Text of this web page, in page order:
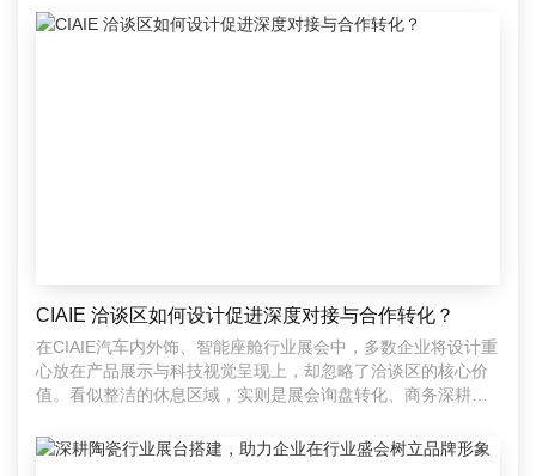
CIAIE 洽谈区如何设计促进深度对接与合作转化？
在CIAIE汽车内外饰、智能座舱行业展会中，多数企业将设计重
心放在产品展示与科技视觉呈现上，却忽略了洽谈区的核心价
值。看似整洁的休息区域，实则是展会询盘转化、商务深耕、